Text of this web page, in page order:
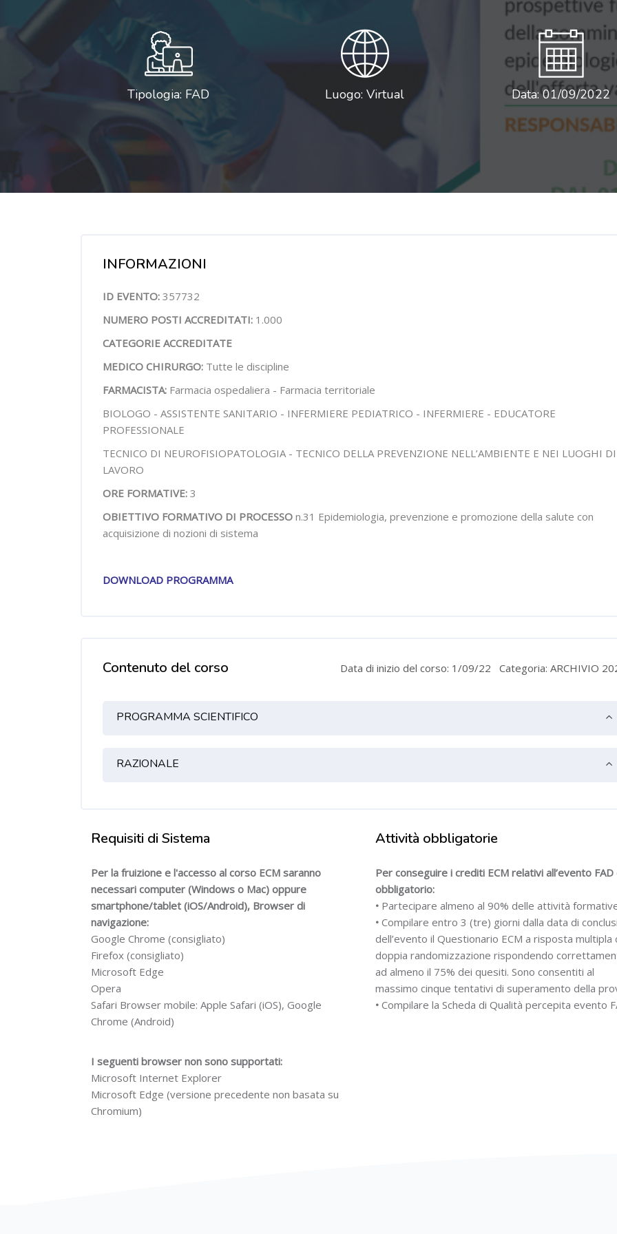
Tipologia: FAD Luogo: Virtual Data: 01/09/2022
INFORMAZIONI
ID EVENTO: 357732
NUMERO POSTI ACCREDITATI: 1.000
CATEGORIE ACCREDITATE
MEDICO CHIRURGO: Tutte le discipline
FARMACISTA: Farmacia ospedaliera - Farmacia territoriale
BIOLOGO - ASSISTENTE SANITARIO - INFERMIERE PEDIATRICO - INFERMIERE - EDUCATORE
PROFESSIONALE
TECNICO DI NEUROFISIOPATOLOGIA - TECNICO DELLA PREVENZIONE NELL’AMBIENTE E NEI LUOGHI DI
LAVORO
ORE FORMATIVE: 3
OBIETTIVO FORMATIVO DI PROCESSO n.31 Epidemiologia, prevenzione e promozione della salute con
acquisizione di nozioni di sistema
DOWNLOAD PROGRAMMA
Contenuto del corso Data di inizio del corso: 1/09/22 Categoria: ARCHIVIO
Indice degli argomenti
PROGRAMMA SCIENTIFICO
RAZIONALE
Salta [Cocoon] About (Text 2 Columns)
Requisiti di Sistema
Per la fruizione e l'accesso al corso ECM saranno
necessari computer (Windows o Mac) oppure
smartphone/tablet (iOS/Android), Browser di
navigazione:
Google Chrome (consigliato)
Firefox (consigliato)
Microsoft Edge
Opera
Safari Browser mobile: Apple Safari (iOS), Google
Chrome (Android)
I seguenti browser non sono supportati:
Microsoft Internet Explorer
Microsoft Edge (versione precedente non basata su
Chromium)
Attività obbligatorie
Per conseguire i crediti ECM relativi all’evento FAD
obbligatorio:
• Partecipare almeno al 90% delle attività
•Compilare entro 3 (tre) giorni dalla data di
dell’evento il Questionario ECM a risposta multipla
doppia randomizzazione rispondendo
ad almeno il 75% dei quesiti. Sono consentiti al
massimo cinque tentativi di superamento della
•Compilare la Scheda di Qualità percepita evento